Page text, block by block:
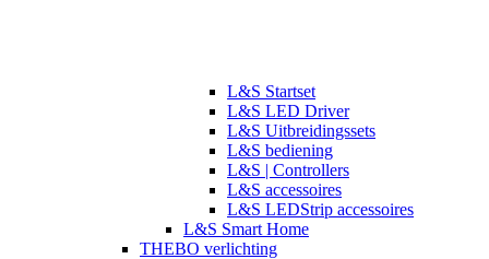
L&S Startset
L&S LED Driver
L&S Uitbreidingssets
L&S bediening
L&S | Controllers
L&S accessoires
L&S LEDStrip accessoires
L&S Smart Home
THEBO verlichting